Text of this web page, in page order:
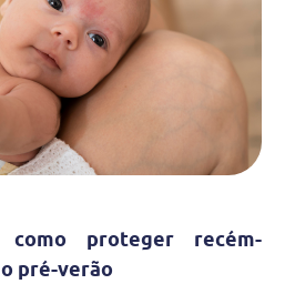
proteger recém-
pré-verão